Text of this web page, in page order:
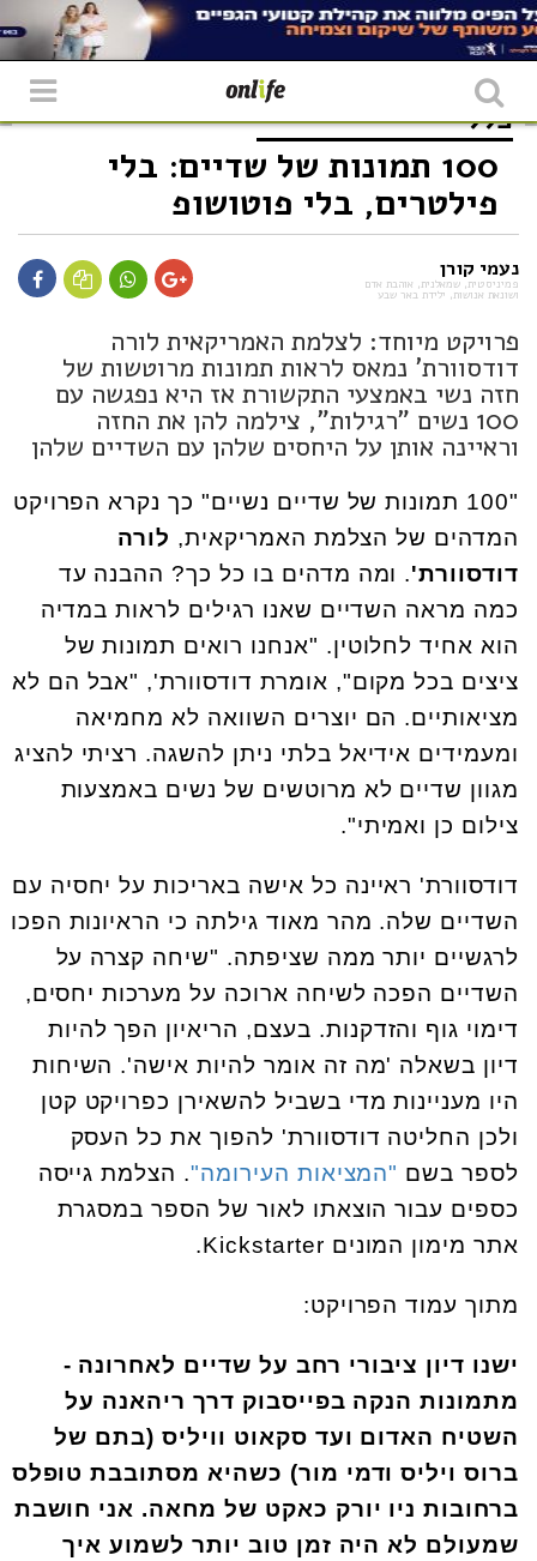
כללי
100 תמונות של שדיים: בלי
פילטרים, בלי פוטושופ
נעמי קורן
פמיניסטית, שמאלנית, אוהבת אדם
ושונאת אנושות, ילידת באר שבע
פרויקט מיוחד: לצלמת האמריקאית לורה
דודסוורת' נמאס לראות תמונות מרוטשות של
חזה נשי באמצעי התקשורת אז היא נפגשה עם
100 נשים "רגילות", צילמה להן את החזה
וראיינה אותן על היחסים שלהן עם השדיים שלהן
"100 תמונות של שדיים נשיים" כך נקרא הפרויקט
המדהים של הצלמת האמריקאית, לורה
דודסוורת'. ומה מדהים בו כל כך? ההבנה עד
כמה מראה השדיים שאנו רגילים לראות במדיה
הוא אחיד לחלוטין. "אנחנו רואים תמונות של
ציצים בכל מקום", אומרת דודסוורת', "אבל הם לא
מציאותיים. הם יוצרים השוואה לא מחמיאה
ומעמידים אידיאל בלתי ניתן להשגה. רציתי להציג
מגוון שדיים לא מרוטשים של נשים באמצעות
צילום כן ואמיתי".
דודסוורת' ראיינה כל אישה באריכות על יחסיה עם
השדיים שלה. מהר מאוד גילתה כי הראיונות הפכו
לרגשיים יותר ממה שציפתה. "שיחה קצרה על
השדיים הפכה לשיחה ארוכה על מערכות יחסים,
דימוי גוף והזדקנות. בעצם, הריאיון הפך להיות
דיון בשאלה 'מה זה אומר להיות אישה'. השיחות
היו מעניינות מדי בשביל להשאירן כפרויקט קטן
ולכן החליטה דודסוורת' להפוך את כל העסק
לספר בשם "המציאות העירומה". הצלמת גייסה
כספים עבור הוצאתו לאור של הספר במסגרת
אתר מימון המונים Kickstarter
.
מתוך עמוד הפרויקט:
ישנו דיון ציבורי רחב על שדיים לאחרונה -
מתמונות הנקה בפייסבוק דרך ריהאנה על
השטיח האדום ועד סקאוט וויליס (בתם של
ברוס ויליס ודמי מור) כשהיא מסתובבת טופלס
ברחובות ניו יורק כאקט של מחאה. אני חושבת
שמעולם לא היה זמן טוב יותר לשמוע איך